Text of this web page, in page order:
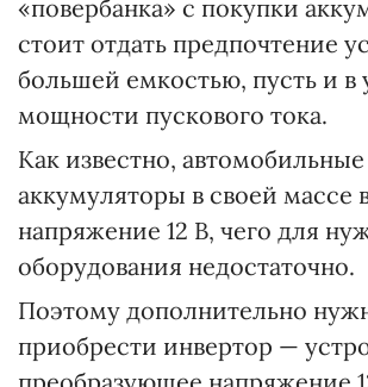
«повербанка» с покупки
стоит отдать предпочтение
большей емкостью, пусть и в
мощности пускового тока.
Как известно, автомобильные
аккумуляторы в своей массе
напряжение 12 В, чего для
оборудования недостаточно.
Поэтому дополнительно
приобрести инвертор —